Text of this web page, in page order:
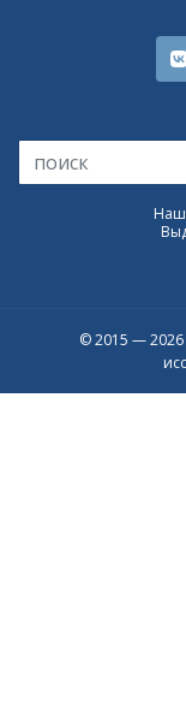
© 2015 —